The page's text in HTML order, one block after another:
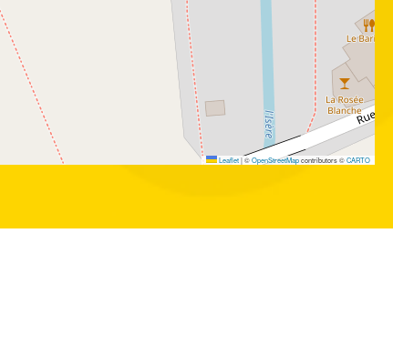
Leaflet|©OpenStreetMapcontributors ©CARTO